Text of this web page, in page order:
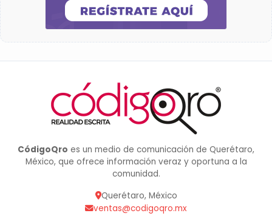
CódigoQro es un medio de comunicación de Querétaro,
México, que ofrece información veraz y oportuna a la
comunidad.
Querétaro, México
ventas@codigoqro.mx